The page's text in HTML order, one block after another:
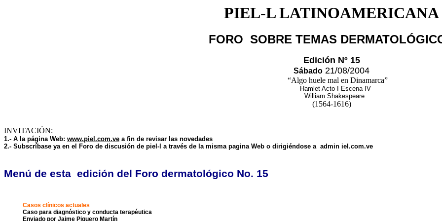
PIEL-L LATINOAMERICANA
FORO SOBRE TEMAS
Edición Nº 15
Sábado 21/08/2004
“Algo huele mal en Dinamarca”
Hamlet Acto I Escena IV
William Shakespeare
(1564-1616)
INVITACIÓN:
1.- A la página Web: www.piel.com.ve a fin de revisar las novedades
2.- Subscríbase ya en el Foro de discusión de piel-l a través de la misma pagina Web o dirigiéndose a admin iel.com.ve
Menú de esta edición del Foro dermatológico No. 15
Casos clínicos actuales
Caso para diagnóstico y conducta terapéutica
Enviado por Jaime Piquero Martín